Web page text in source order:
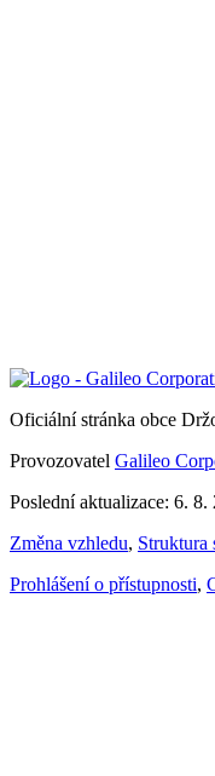
Oficiální stránka obce
Provozovatel Galileo
Poslední aktualizace: 6. 8.
Změna vzhledu, Struktura
Prohlášení o přístupnosti,